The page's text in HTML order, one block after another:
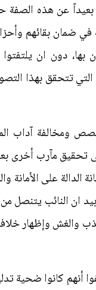
بعيداً عن هذه الصفة
ضمان بقائهم
دون ان
التي تتحقق بهذا
ومخالفة آداب
تحقيق مآرب أخرى
على الأمانة
ان النائب يتنصل
والغش وإظهار
أنهم كانوا ضحية